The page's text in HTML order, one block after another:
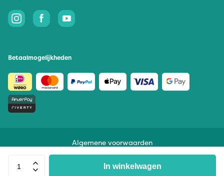
In winkelwagen
Betaalmogelijkheden
Algemene voorwaarden
Privacy
© Geur voor je Huis